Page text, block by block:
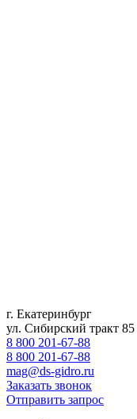
г. Екатеринбург
ул. Сибирский тракт 85
8 800 201-67-88
8 800 201-67-88
mag@ds-gidro.ru
Заказать звонок
Отправить запрос